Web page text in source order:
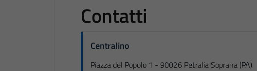
Contatti
Centralino
Piazza del Popolo 1 - 90026 Petralia Soprana (PA)